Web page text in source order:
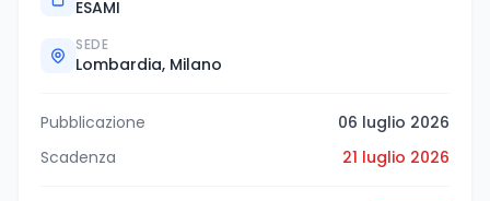
ESAMI
SEDE
Lombardia, Milano
Pubblicazione
06 luglio 2026
Scadenza
21 luglio 2026